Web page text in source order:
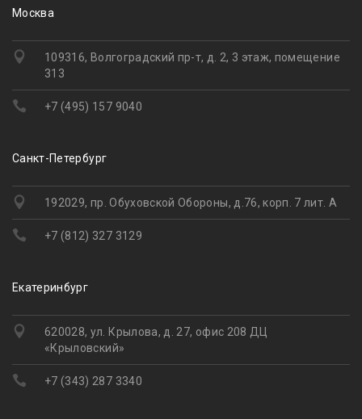
Москва
109316, Волгоградский пр-т, д. 2, 3 этаж, помещение
313
+7 (495) 157 9040
Санкт-Петербург
192029, пр. Обуховской Обороны, д.76, корп. 7 лит. А
+7 (812) 327 3129
Екатеринбург
620028, ул. Крылова, д. 27, офис 208 ДЦ
«Крыловский»
+7 (343) 287 3340